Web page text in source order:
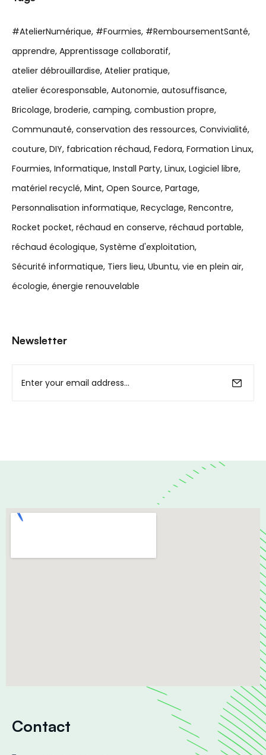
#AtelierNumérique #Fourmies #RemboursementSanté
apprendre Apprentissage collaboratif
atelier débrouillardise Atelier pratique
atelier écoresponsable Autonomie autosuffisance
Bricolage broderie camping combustion propre
Communauté conservation des ressources Convivialité
couture DIY fabrication réchaud Fedora Formation Linux
Fourmies Informatique Install Party Linux Logiciel libre
matériel recyclé Mint Open Source Partage
Personnalisation informatique Recyclage Rencontre
Rocket pocket réchaud en conserve réchaud portable
réchaud écologique Système d'exploitation
Sécurité informatique Tiers lieu Ubuntu vie en plein air
écologie énergie renouvelable
Newsletter
Contact